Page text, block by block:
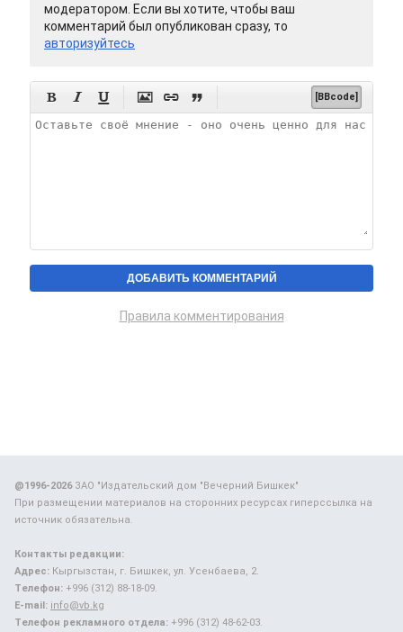
модератором. Если вы хотите, чтобы ваш
комментарий был опубликован сразу, то
авторизуйтесь
      [BBcode]
Правила комментирования
@1996-2026ЗАО "Издательский дом "Вечерний Бишкек"
При размещении материалов на сторонних ресурсах гиперссылка на
источник обязательна.
Контакты редакции:
Адрес: Кыргызстан, г. Бишкек, ул. Усенбаева, 2.
Телефон: +996 (312) 88-18-09.
E-mail: info@vb.kg
Телефон рекламного отдела: +996 (312) 48-62-03.